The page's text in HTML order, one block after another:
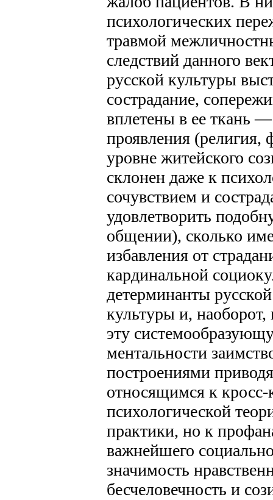
психологических
травмой
следствий данного
русской культуры
сострадание,
вплетены в ее ткань
проявления (религия,
уровне житейского
склонен даже к
сочувствием и
удовлетворить
общении), сколько
избавления от
кардинальной
детерминанты
культуры и,
эту
ментальности
построениями
относящимся к
психологической
практики, но к
важнейшего
значимость
бесчеловечность и